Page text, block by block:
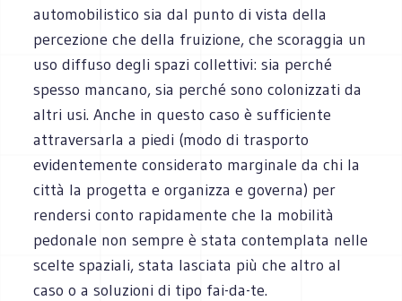
automobilistico sia dal punto di vista della
percezione che della fruizione, che scoraggia un
uso diffuso degli spazi collettivi: sia perché
spesso mancano, sia perché sono colonizzati da
altri usi. Anche in questo caso è sufficiente
attraversarla a piedi (modo di trasporto
evidentemente considerato marginale da chi la
città la progetta e organizza e governa) per
rendersi conto rapidamente che la mobilità
pedonale non sempre è stata contemplata nelle
scelte spaziali, stata lasciata più che altro al
caso o a soluzioni di tipo fai-da-te.